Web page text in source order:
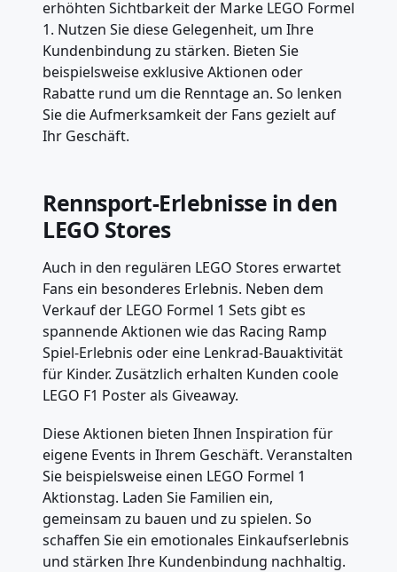
erhöhten Sichtbarkeit der Marke LEGO Formel
1. Nutzen Sie diese Gelegenheit, um Ihre
Kundenbindung zu stärken. Bieten Sie
beispielsweise exklusive Aktionen oder
Rabatte rund um die Renntage an. So lenken
Sie die Aufmerksamkeit der Fans gezielt auf
Ihr Geschäft.
Rennsport-Erlebnisse in den
LEGO Stores
Auch in den regulären LEGO Stores erwartet
Fans ein besonderes Erlebnis. Neben dem
Verkauf der LEGO Formel 1 Sets gibt es
spannende Aktionen wie das Racing Ramp
Spiel-Erlebnis oder eine Lenkrad-Bauaktivität
für Kinder. Zusätzlich erhalten Kunden coole
LEGO F1 Poster als Giveaway.
Diese Aktionen bieten Ihnen Inspiration für
eigene Events in Ihrem Geschäft. Veranstalten
Sie beispielsweise einen LEGO Formel 1
Aktionstag. Laden Sie Familien ein,
gemeinsam zu bauen und zu spielen. So
schaffen Sie ein emotionales Einkaufserlebnis
und stärken Ihre Kundenbindung nachhaltig.